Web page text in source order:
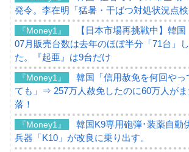
発令。李在明「猛暑・干ばつ対処状況点検
『Money1』
【日本市場再挑戦中】韓国
07月販売台数は去年のほぼ半分「71台」
た。『起亜』は9台だけ
『Money1』
韓国「信用赦免を何回やっ
ても」⇒ 257万人赦免したのに60万人が
落！
『Money1』
韓国K9専用砲弾･装薬自動
兵器「K10」が改良に乗り出す。